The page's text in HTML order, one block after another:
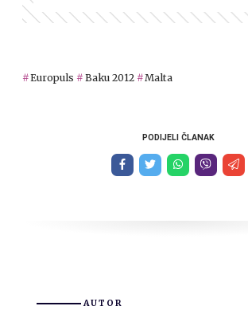
Europuls Baku 2012 Malta
PODIJELI ČLANAK
AUTOR